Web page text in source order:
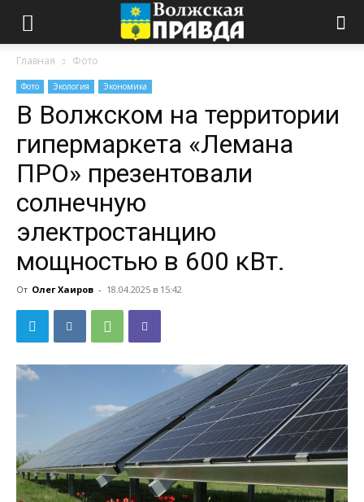
Главная Фото
Фото Экология Экономика
В Волжском на территории
гипермаркета «Лемана
ПРО» презентовали
солнечную
электростанцию
мощностью в 600 кВт.
От Олег Хаиров - 18.04.2025 в 15:42